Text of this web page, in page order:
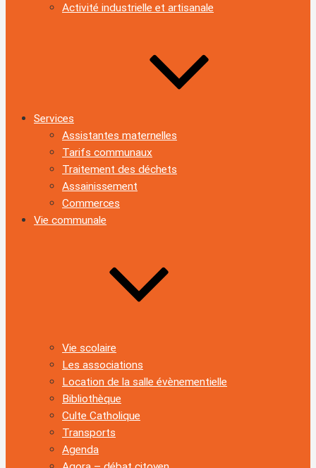
Activité industrielle et artisanale
Services
Assistantes maternelles
Tarifs communaux
Traitement des déchets
Assainissement
Commerces
Vie communale
Vie scolaire
Les associations
Location de la salle évènementielle
Bibliothèque
Culte Catholique
Transports
Agenda